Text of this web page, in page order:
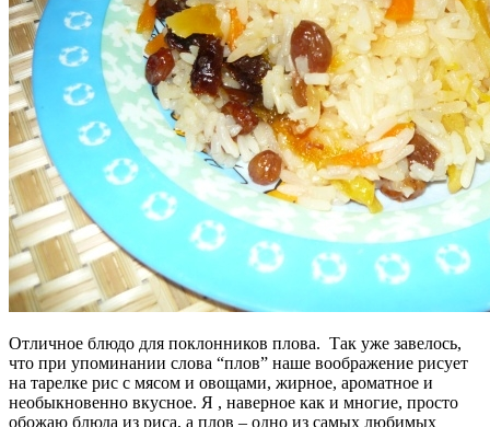
Отличное блюдо для поклонников плова. Так уже завелось,
что при упоминании слова “плов” наше воображение рисует
на тарелке рис с мясом и овощами, жирное, ароматное и
необыкновенно вкусное. Я , наверное как и многие, просто
обожаю блюда из риса, а плов – одно из самых любимых